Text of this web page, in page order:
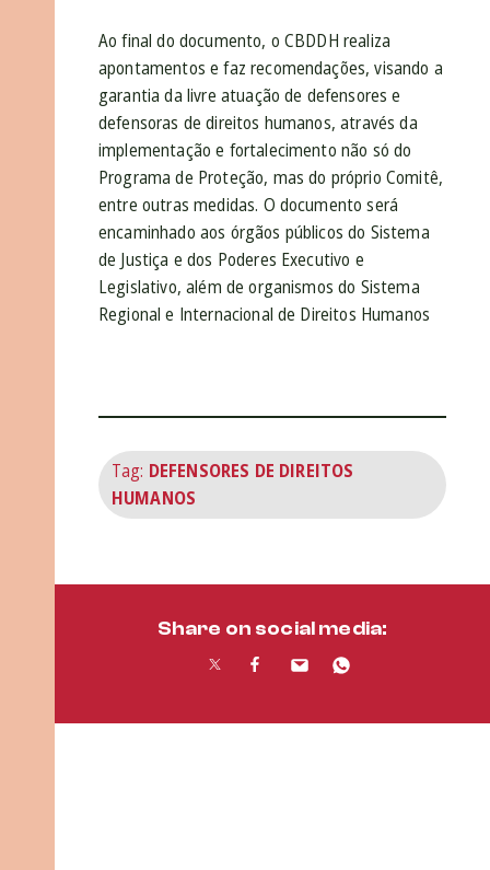
Ao final do documento, o CBDDH realiza
apontamentos e faz recomendações, visando a
garantia da livre atuação de defensores e
defensoras de direitos humanos, através da
implementação e fortalecimento não só do
Programa de Proteção, mas do próprio Comitê,
entre outras medidas. O documento será
encaminhado aos órgãos públicos do Sistema
de Justiça e dos Poderes Executivo e
Legislativo, além de organismos do Sistema
Regional e Internacional de Direitos Humanos
Tag: DEFENSORES DE DIREITOS
HUMANOS
Share on social media: